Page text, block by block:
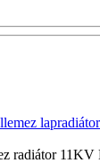
lapradiátor
radiátor